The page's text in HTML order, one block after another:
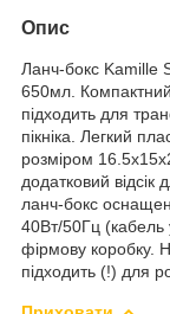
Опис
Ланч-бокс Kamille
650мл. Компактний
підходить для
пікніка. Легкий
розміром
додатковий
ланч-бокс
40Вт/50Гц (кабель
фірмову коробку.
підходить (!) для